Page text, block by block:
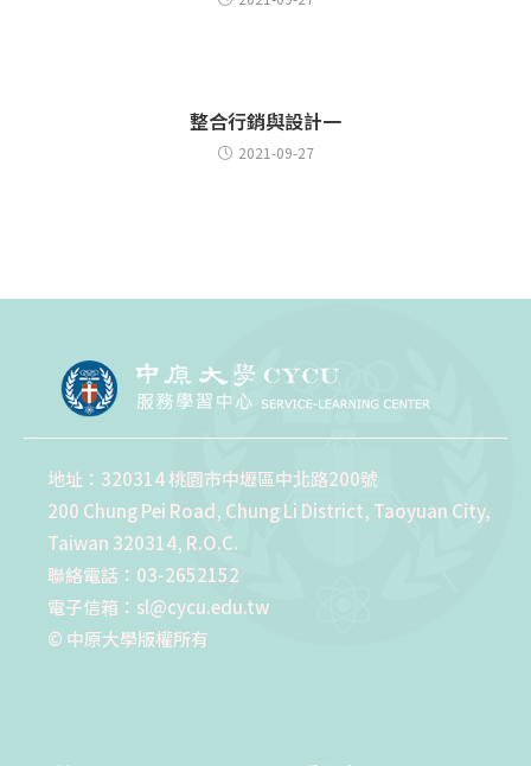
整合行銷與設計一
2021-09-27
地址：320314 桃園市中壢區中北路200號
200 Chung Pei Road, Chung Li District, Taoyuan City,
Taiwan 320314, R.O.C.
聯絡電話：03-2652152
電子信箱：sl@cycu.edu.tw
© 中原大學版權所有